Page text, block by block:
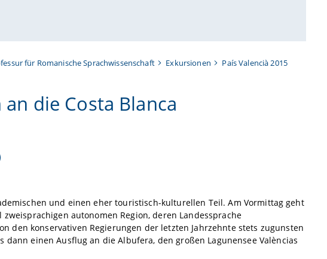
für Romanische Sprachwissenschaft Exkursionen
País Valencià 2015
die Costa Blanca
und einen eher touristisch-kulturellen Teil. Am Vormittag geht
autonomen Region, deren Landessprache
den konservativen Regierungen der letzten Jahrzehnte stets zugunsten
einen Ausflug an die Albufera, den großen Lagunensee Valèncias